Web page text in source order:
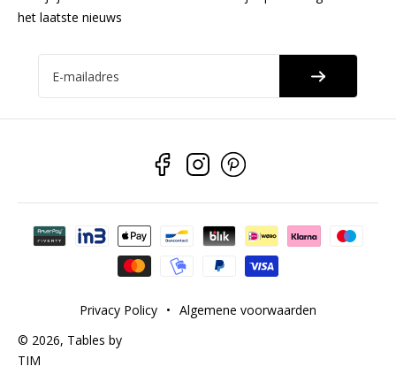
het laatste nieuws
E-mailadres
© 2026, Tables by
TIM
Privacy Policy • Algemene voorwaarden